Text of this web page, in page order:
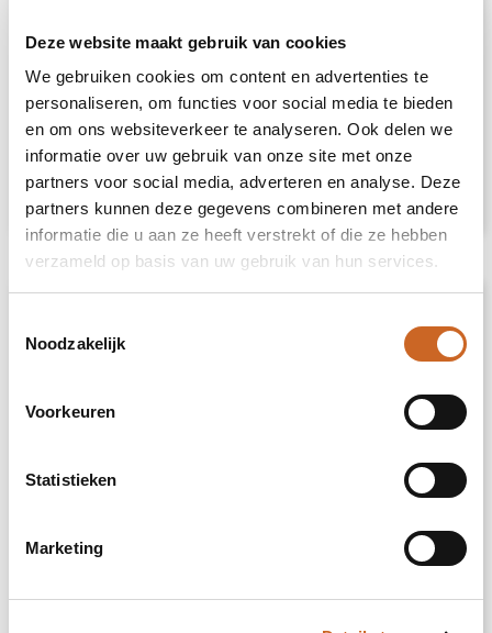
Deze website maakt gebruik van cookies
We gebruiken cookies om content en advertenties te
personaliseren, om functies voor social media te bieden
en om ons websiteverkeer te analyseren. Ook delen we
informatie over uw gebruik van onze site met onze
partners voor social media, adverteren en analyse. Deze
partners kunnen deze gegevens combineren met andere
informatie die u aan ze heeft verstrekt of die ze hebben
verzameld op basis van uw gebruik van hun services.
Noodzakelijk
Voorkeuren
Statistieken
Marketing
BLANCOS - Sneakers in PU maat 37
2030 op voorraad
PU
€ 16,86 Bekijk